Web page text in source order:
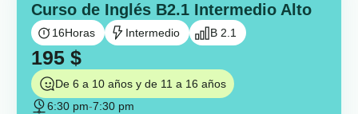
Curso de Inglés B2.1 Intermedio Alto
16Horas Intermedio B 2.1
195 $
De 6 a 10 años y de 11 a 16 años
6:30 pm-7:30 pm